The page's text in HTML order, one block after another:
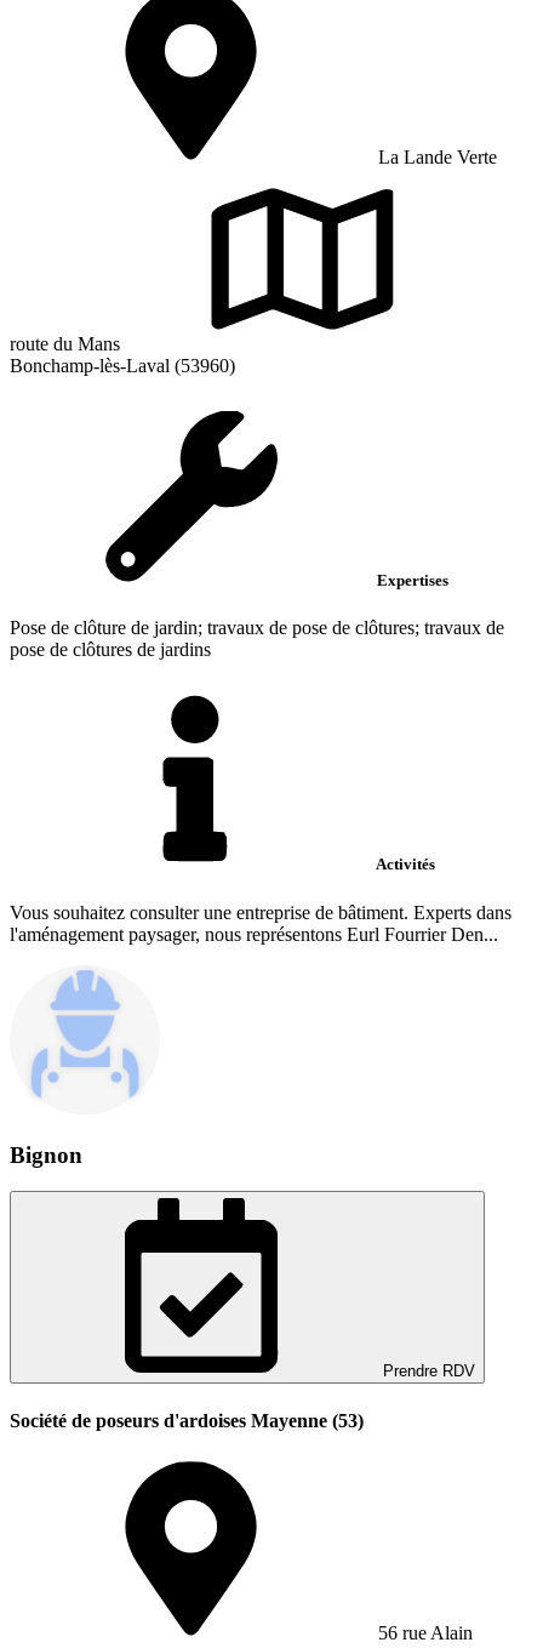
La Lande Verte
route du Mans
Bonchamp-lès-Laval (53960)
Expertises
Pose de clôture de jardin; travaux de pose de clôtures; travaux de
pose de clôtures de jardins
Activités
Vous souhaitez consulter une entreprise de bâtiment. Experts dans
l'aménagement paysager, nous représentons Eurl Fourrier Den...
Bignon
Prendre RDV
Société de poseurs d'ardoises Mayenne (53)
56 rue Alain